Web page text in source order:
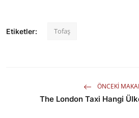
Etiketler: Tofaş
ÖNCEKI
The London Taxi Hangi